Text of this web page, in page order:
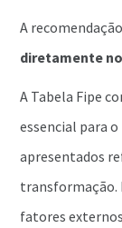
A
diretamente
A Tabela Fipe
essencial para
apresentados
transformação.
fatores